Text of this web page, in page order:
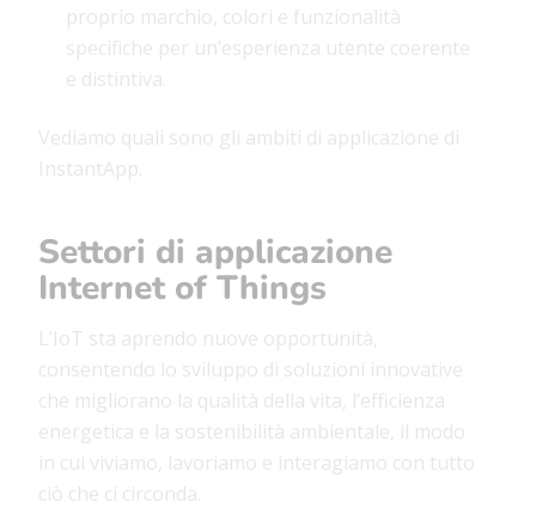
proprio marchio, colori e funzionalità
specifiche per un’esperienza utente coerente
e distintiva.
Vediamo quali sono gli ambiti di applicazione di
InstantApp.
Settori di applicazione
Internet of Things
L’IoT sta aprendo nuove opportunità,
consentendo lo sviluppo di soluzioni innovative
che migliorano la qualità della vita, l’efficienza
energetica e la sostenibilità ambientale, il modo
in cui viviamo, lavoriamo e interagiamo con tutto
ciò che ci circonda.